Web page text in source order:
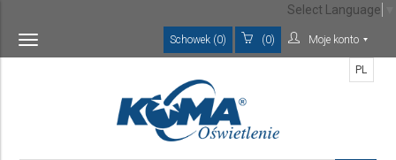
Toggle
navigation
Schowek (0) (0) Moje konto
PL
Select Language